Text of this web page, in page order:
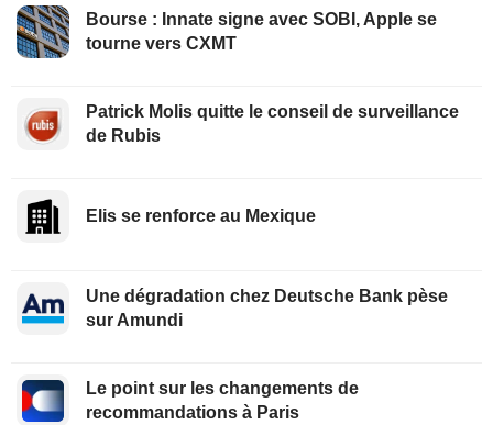
Bourse : Innate signe avec SOBI, Apple se
tourne vers CXMT
Patrick Molis quitte le conseil de surveillance
de Rubis
Elis se renforce au Mexique
Une dégradation chez Deutsche Bank pèse
sur Amundi
Le point sur les changements de
recommandations à Paris